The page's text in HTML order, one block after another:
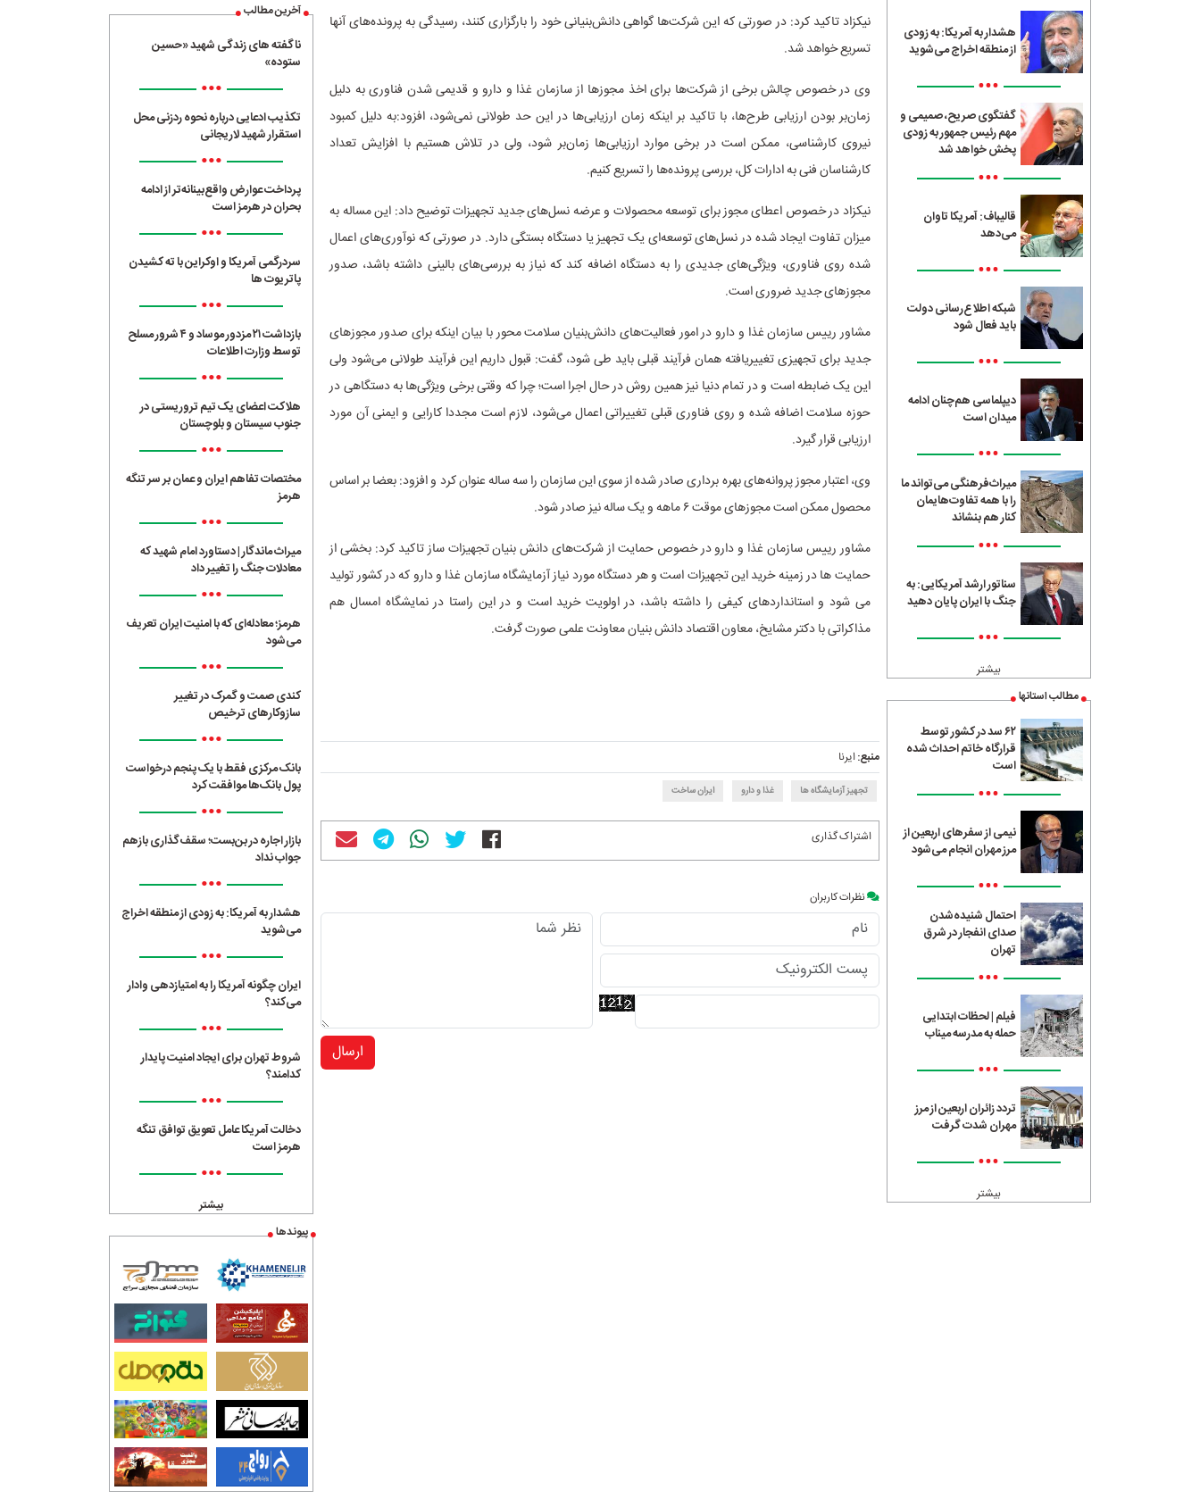
هشدار به آمریکا: به زودی
از منطقه اخراج می‌شوید
•••
گفتگوی صریح، صمیمی و
مهم رئیس جمهور به زودی
پخش خواهد شد
•••
قالیباف: آمریکا تاوان
می‌دهد
•••
شبکه اطلاع‌رسانی دولت
باید فعال شود
•••
دیپلماسی هم‌چنان ادامه
میدان است
•••
میراث‌فرهنگی می‌تواند ما
را با همه تفاوت‌هایمان
کنار هم بنشاند
•••
سناتور ارشد آمریکایی: به
جنگ با ایران پایان دهید
•••
بیشتر
مطالب استانها
۶۲ سد در کشور توسط
قرارگاه خاتم احداث شده
است
•••
نیمی از سفرهای اربعین از
مرز مهران انجام می‌شود
•••
احتمال شنیده‌شدن
صدای انفجار در شرق
تهران
•••
فیلم | لحظات ابتدایی
حمله به مدرسه میناب
•••
تردد زائران اربعین از مرز
مهران شدت گرفت
•••
بیشتر
نیکزاد تاکید کرد: در صورتی که این شرکت‌ها گواهی دانش‌بنیانی خود را بارگزاری کنند، رسیدگی به پرونده‌های آنها
تسریع خواهد شد.
وی در خصوص چالش برخی از شرکت‌ها برای اخذ مجوزها از سازمان غذا و دارو و قدیمی شدن فناوری به دلیل
زمان‌بر بودن ارزیابی طرح‌ها، با تاکید بر اینکه زمان ارزیابی‌ها در این حد طولانی نمی‌شود، افزود:به دلیل کمبود
نیروی کارشناسی، ممکن است در برخی موارد ارزیابی‌ها زمان‌بر شود، ولی در تلاش هستیم با افزایش تعداد
کارشناسان فنی به ادارات کل، بررسی پرونده‌ها را تسریع کنیم.
نیکزاد در خصوص اعطای مجوز برای توسعه محصولات و عرضه نسل‌های جدید تجهیزات توضیح داد: این مساله به
میزان تفاوت ایجاد شده در نسل‌های توسعه‌ای یک تجهیز یا دستگاه بستگی دارد. در صورتی که نوآوری‌های اعمال
شده روی فناوری، ویژگی‌های جدیدی را به دستگاه اضافه کند که نیاز به بررسی‌های بالینی داشته باشد، صدور
مجوزهای جدید ضروری است.
مشاور رییس سازمان غذا و دارو در امور فعالیت‌های دانش‌بنیان سلامت ‌محور با بیان اینکه برای صدور مجوزهای
جدید برای تجهیزی تغییریافته همان فرآیند قبلی باید طی شود، گفت: قبول داریم این فرآیند طولانی می‌شود ولی
این یک ضابطه است و در تمام دنیا نیز همین روش در حال اجرا است؛ چرا که وقتی برخی ویژگی‌ها به دستگاهی در
حوزه سلامت اضافه شده و روی فناوری قبلی تغییراتی اعمال می‌شود، لازم است مجددا کارایی و ایمنی آن مورد
ارزیابی قرار گیرد.
وی، اعتبار مجوز پروانه‌های بهره برداری صادر شده از سوی این سازمان را سه ساله عنوان کرد و افزود: بعضا بر اساس
محصول ممکن است مجوزهای موقت ۶ ماهه و یک ساله نیز صادر شود.
مشاور رییس سازمان غذا و دارو در خصوص حمایت از شرکت‌های دانش بنیان تجهیزات ساز تاکید کرد: بخشی از
حمایت ها در زمینه خرید این تجهیزات است و هر دستگاه مورد نیاز آزمایشگاه سازمان غذا و دارو که در کشور تولید
می شود و استانداردهای کیفی را داشته باشد، در اولویت خرید است و در این راستا در نمایشگاه امسال هم
مذاکراتی با دکتر مشایخ، معاون اقتصاد دانش بنیان معاونت علمی صورت گرفت.
منبع:ایرنا
تجهیز آزمایشگاه ها غذا و دارو ایران ساخت
اشتراک گذاری
نظرات کاربران
ارسال
آخرین مطالب
ناگفته های زندگی شهید «حسین
ستوده»
•••
تکذیب ادعایی درباره نحوه ردزنی محل
استقرار شهید لاریجانی
•••
پرداخت عوارض واقع‌بینانه‌تر از ادامه
بحران در هرمز است
•••
سردرگمی آمریکا و اوکراین با ته کشیدن
پاتریوت ها
•••
بازداشت ۲۱ مزدور موساد و ۴ شرور مسلح
توسط وزارت اطلاعات
•••
هلاکت اعضای یک تیم تروریستی در
جنوب سیستان و بلوچستان
•••
مختصات تفاهم ایران و عمان بر سر تنگه
هرمز
•••
میراث ماندگار | دستاورد امام شهید که
معادلات جنگ را تغییر داد
•••
هرمز؛ معادله‌ای که با امنیت ایران تعریف
می‌شود
•••
کندی صمت و گمرک در تغییر
سازوکارهای ترخیص
•••
بانک مرکزی فقط با یک‌ پنجم درخواست
پول بانک‌ها موافقت کرد
•••
بازار اجاره در بن‌بست؛ سقف‌گذاری بازهم
جواب نداد
•••
هشدار به آمریکا: به زودی از منطقه اخراج
می‌شوید
•••
ایران چگونه آمریکا را به امتیازدهی وادار
می‌کند؟
•••
شروط تهران برای ایجاد امنیت پایدار
کدامند؟
•••
دخالت آمریکا عامل تعویق توافق تنگه
هرمز است
•••
بیشتر
پیوندها